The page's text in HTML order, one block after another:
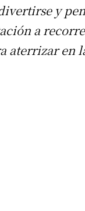
y
a
aterrizar en